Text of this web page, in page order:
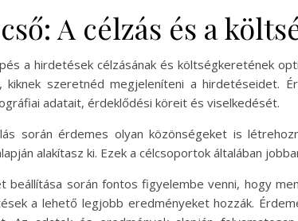
A célzás és a
a hirdetések célzásának és költségkeretének
kiknek szeretnéd megjeleníteni a hirdetéseidet.
adatait, érdeklődési köreit és viselkedését.
során érdemes olyan közönségeket is
alakítasz ki. Ezek a célcsoportok általában
beállítása során fontos figyelembe venni, hogy
a lehető legjobb eredményeket hozzák.